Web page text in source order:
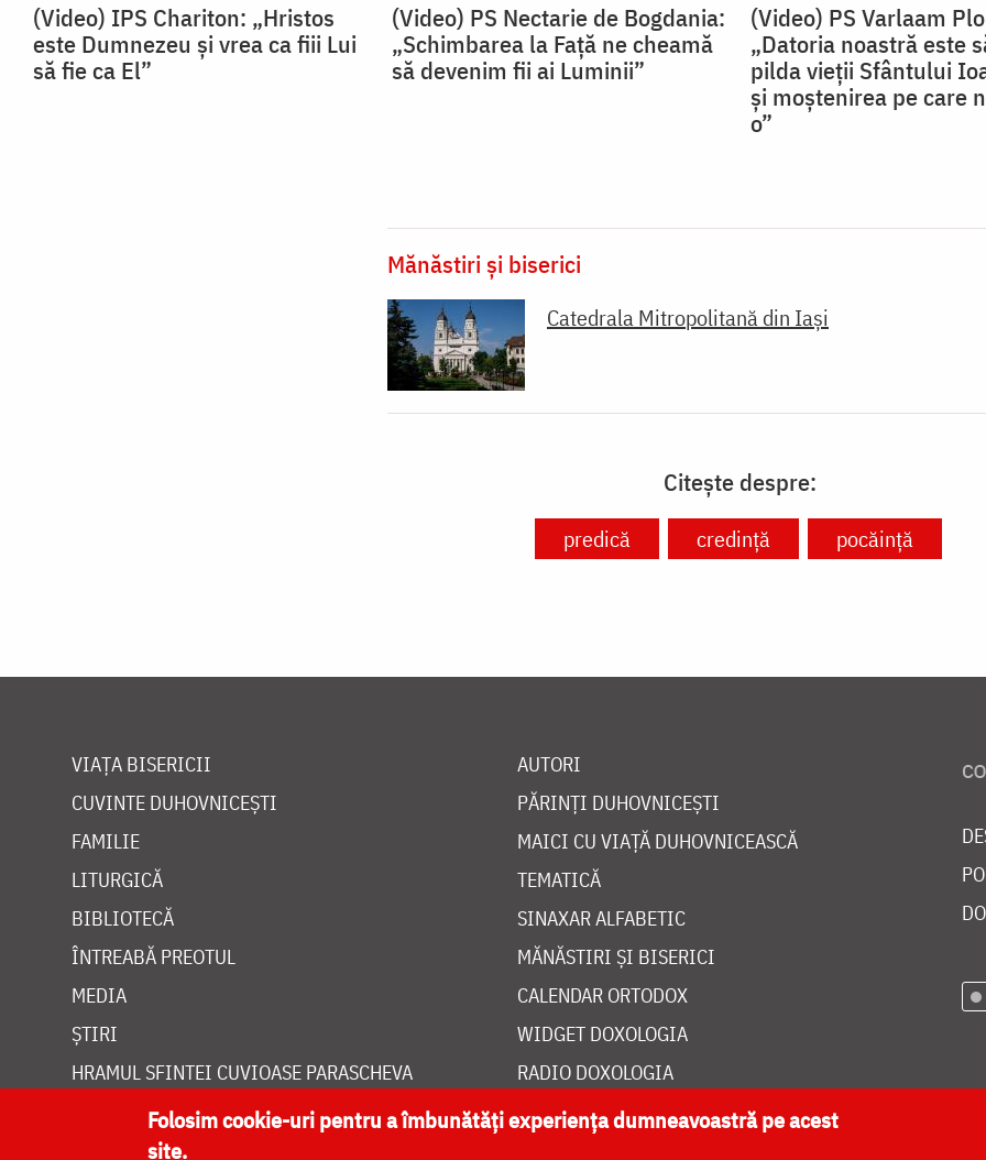
(Video) IPS Chariton: „Hristos
este Dumnezeu și vrea ca fiii Lui
să fie ca El”
(Video) PS Nectarie de Bogdania:
„Schimbarea la Față ne cheamă
să devenim fii ai Luminii”
(Video) PS Varlaam
„Datoria noastră este
pilda vieții Sfântului
și moștenirea pe care
o”
Mănăstiri și biserici
Catedrala Mitropolitană din Iaşi
Citește despre:
predică credință pocăință
VIAȚA BISERICII
CUVINTE DUHOVNICEȘTI
FAMILIE
LITURGICĂ
BIBLIOTECĂ
ÎNTREABĂ PREOTUL
MEDIA
ȘTIRI
HRAMUL SFINTEI CUVIOASE PARASCHEVA
AUTORI
PĂRINȚI DUHOVNICEȘTI
MAICI CU VIAȚĂ DUHOVNICEASCĂ
TEMATICĂ
SINAXAR ALFABETIC
MĂNĂSTIRI ȘI BISERICI
CALENDAR ORTODOX
WIDGET DOXOLOGIA
RADIO DOXOLOGIA
Folosim cookie-uri pentru a îmbunătăți experiența dumneavoastră pe acest
site.